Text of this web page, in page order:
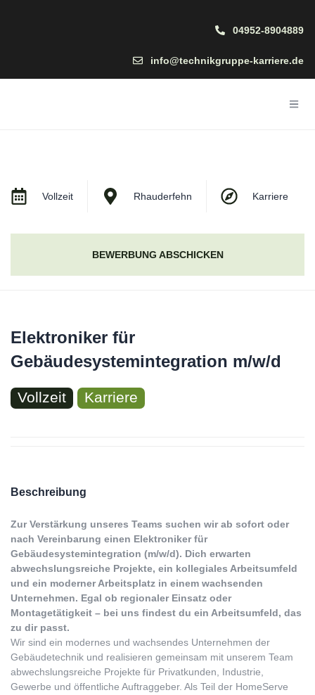
04952-8904889
info@technikgruppe-karriere.de
Vollzeit Rhauderfehn Karriere
BEWERBUNG ABSCHICKEN
Elektroniker für
Gebäudesystemintegration m/w/d
Vollzeit Karriere
Beschreibung
Zur Verstärkung unseres Teams suchen wir ab sofort oder
nach Vereinbarung einen Elektroniker für
Gebäudesystemintegration (m/w/d). Dich erwarten
abwechslungsreiche Projekte, ein kollegiales Arbeitsumfeld
und ein moderner Arbeitsplatz in einem wachsenden
Unternehmen. Egal ob regionaler Einsatz oder
Montagetätigkeit – bei uns findest du ein Arbeitsumfeld, das
zu dir passt.
Wir sind ein modernes und wachsendes Unternehmen der
Gebäudetechnik und realisieren gemeinsam mit unserem Team
abwechslungsreiche Projekte für Privatkunden, Industrie,
Gewerbe und öffentliche Auftraggeber. Als Teil der HomeServe